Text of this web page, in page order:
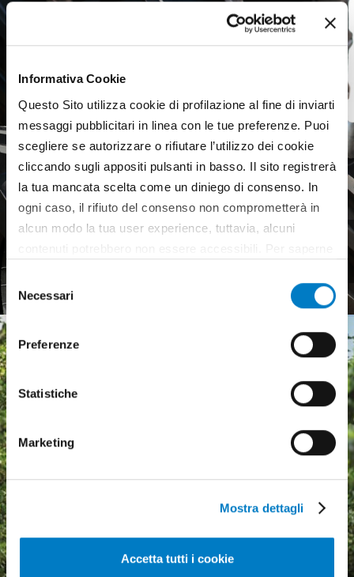
Informativa Cookie
Questo Sito utilizza cookie di profilazione al fine di inviarti
messaggi pubblicitari in linea con le tue preferenze. Puoi
scegliere se autorizzare o rifiutare l’utilizzo dei cookie
cliccando sugli appositi pulsanti in basso. Il sito registrerà
la tua mancata scelta come un diniego di consenso. In
ogni caso, il rifiuto del consenso non comprometterà in
alcun modo la tua user experience, tuttavia, alcuni
all’utilizzo di tutti, o solamente di alcuni di essi, ti
del
consenso
Necessari
Preferenze
Statistiche
Marketing
Mostra dettagli
Accetta tutti i cookie
Agricultural tyres, a weak
European market